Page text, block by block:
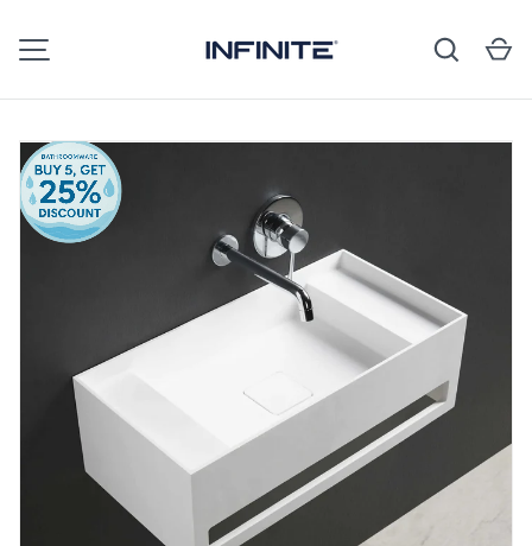
跳至內容 搜尋
圖片 1 現已可在圖庫檢視中查看